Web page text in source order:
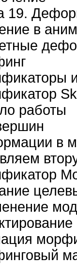
в
и
работы
в